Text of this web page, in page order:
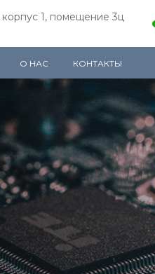
1, помещение 3ц
О НАС КОНТАКТЫ